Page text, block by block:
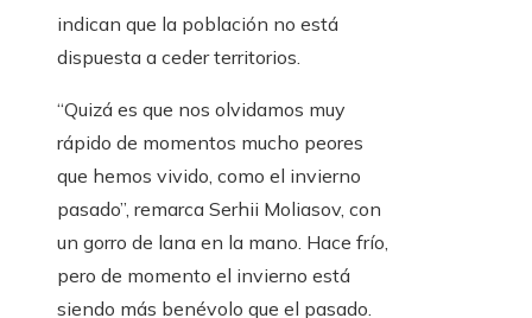
indican que la población no está
dispuesta a ceder territorios.
“Quizá es que nos olvidamos muy
rápido de momentos mucho peores
que hemos vivido, como el invierno
pasado”, remarca Serhii Moliasov, con
un gorro de lana en la mano. Hace frío,
pero de momento el invierno está
siendo más benévolo que el pasado.